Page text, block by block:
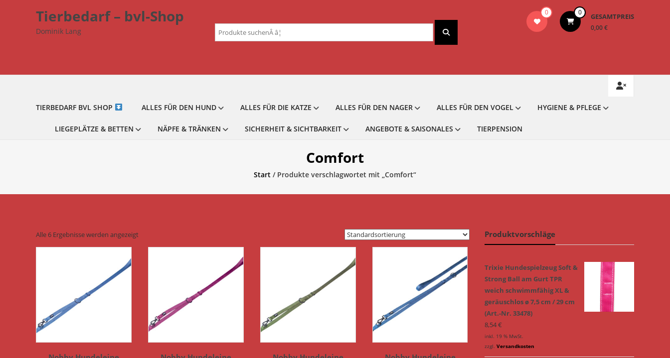
Tierbedarf – bvl-Shop
Dominik Lang
0 0 GESAMTPREIS
0,00 €
Suchen
nach:
TIERBEDARF BVL SHOP ALLES FÜR DEN HUND ALLES FÜR DIE KATZE ALLES FÜR DEN NAGER ALLES FÜR DEN VOGEL HYGIENE & PFLEGE
LIEGEPLÄTZE & BETTEN NÄPFE & TRÄNKEN SICHERHEIT & SICHTBARKEIT ANGEBOTE & SAISONALES TIERPENSION
Comfort
Start / Produkte verschlagwortet mit „Comfort“
Alle 6 Ergebnisse werden angezeigt Produktvorschläge
Trixie Hundespielzeug Soft &
Strong Ball am Gurt TPR
weich schwimmfähig XL &
geräuschlos ø 7,5 cm / 29 cm
(Art.-Nr. 33478)
8,54€
inkl. 19 % MwSt.
zzgl. Versandkosten